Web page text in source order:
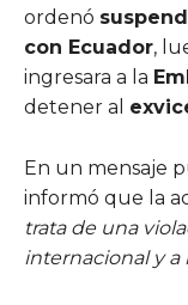
ordenó
con Ecuador,
ingresara a la
detener al
En un mensaje
informó que la
trata de una
internacional y a